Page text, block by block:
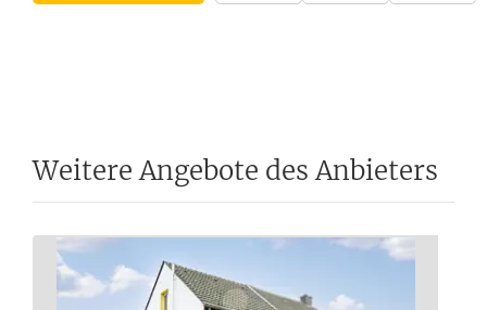
Weitere Angebote des Anbieters